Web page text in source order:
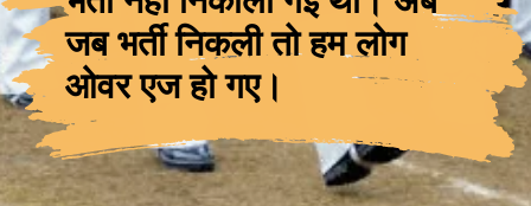
जब भर्ती निकली तो हम लोग
ओवर एज हो गए।